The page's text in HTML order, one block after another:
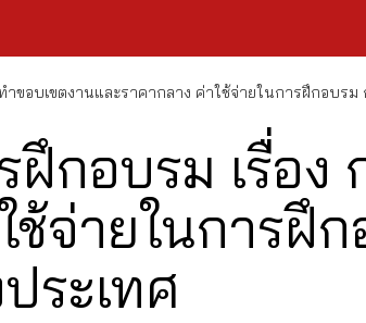
ขอบเขตงานและราคากลาง ค่าใช้จ่ายในการฝึกอบร
ฝึกอบรม เรื่อง
ช้จ่ายในการฝึ
ระเทศ